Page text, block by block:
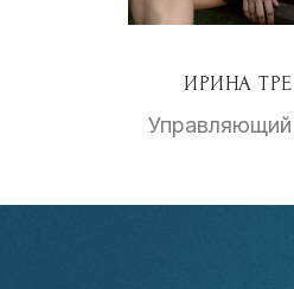
ИРИНА
Управляющий